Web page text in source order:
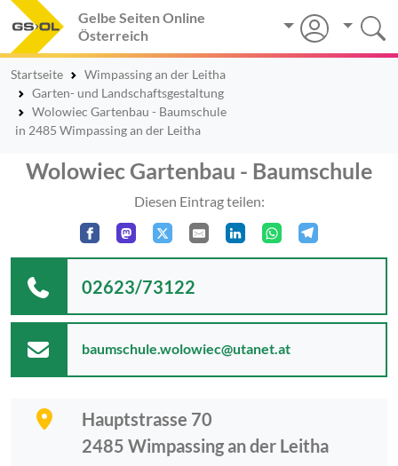
Gelbe Seiten Online
Österreich
Startseite
Wimpassing an der Leitha
Garten- und Landschaftsgestaltung
Wolowiec Gartenbau - Baumschule
in 2485 Wimpassing an der Leitha
Wolowiec Gartenbau - Baumschule
Diesen Eintrag teilen:
Hauptstrasse 70
2485 Wimpassing an der Leitha
02623/73122
baumschule.wolowiec@utanet.at